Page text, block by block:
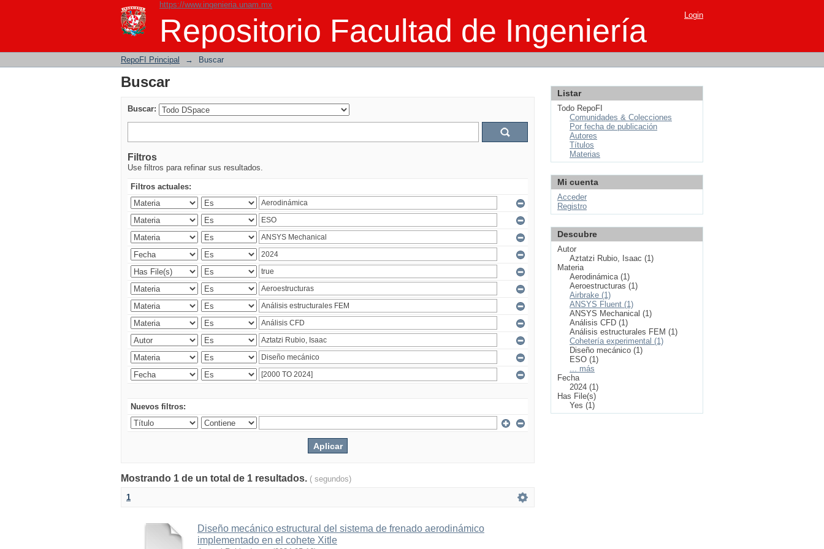
https://www.ingenieria.unam.mx
Repositorio Facultad de Ingeniería
Buscar Login
RepoFI Principal → Buscar
Buscar
Buscar:
Filtros
Use filtros para refinar sus resultados.
Filtros actuales:
Nuevos filtros:
Mostrando 1 de un total de 1 resultados. ( segundos)
1
Diseño mecánico estructural del sistema de frenado aerodinámico
implementado en el cohete Xitle
Listar
Todo RepoFI
Comunidades & Colecciones
Por fecha de publicación
Autores
Títulos
Materias
Mi cuenta
Acceder
Registro
Descubre
Autor
Aztatzi Rubio, Isaac (1)
Materia
Aerodinámica (1)
Aeroestructuras (1)
Airbrake (1)
ANSYS Fluent (1)
ANSYS Mechanical (1)
Análisis CFD (1)
Análisis estructurales FEM (1)
Cohetería experimental (1)
Diseño mecánico (1)
ESO (1)
... más
Fecha
2024 (1)
Has File(s)
Yes (1)